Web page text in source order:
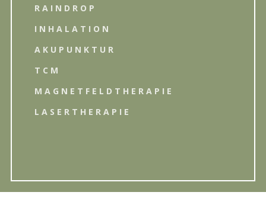
RAINDROP
INHALATION
AKUPUNKTUR
TCM
MAGNETFELDTHERAPIE
LASERTHERAPIE